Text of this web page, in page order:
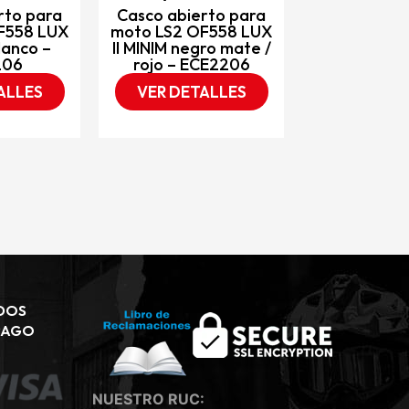
para
LUX
–
Casco abierto para
moto LS2 OF558 LUX
II MINIM negro mate /
rojo – ECE2206
VER DETALLES
NUESTRO RUC: